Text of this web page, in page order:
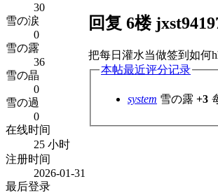
30
雪の涙
0
雪の露
36
雪の晶
0
雪の過
0
在线时间
25 小时
注册时间
2026-01-31
最后登录
回复 6楼
把每日灌水当做签到如何
本帖最近评分记录
system 雪の露 +3